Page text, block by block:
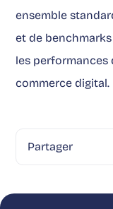
ensemble
et de
les performances
commerce digital.
Partager